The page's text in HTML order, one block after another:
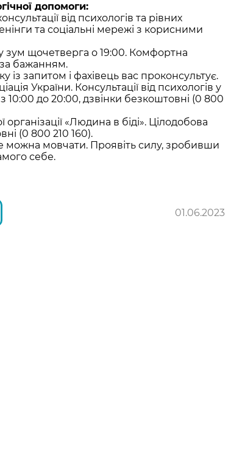
допомоги:
від психологів та рівних
та соціальні мережі з корисними
у зум щочетверга о 19:00. Комфортна
бажанням.
із запитом і фахівець вас проконсультує.
України. Консультації від психологів у
10:00 до 20:00, дзвінки безкоштовні (0 800
організації «Людина в біді». Цілодобова
(0 800 210 160).
можна мовчати. Проявіть силу, зробивши
себе.
01.06.2023